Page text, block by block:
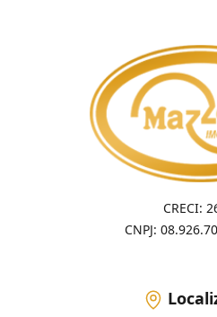
CRECI:
CNPJ: